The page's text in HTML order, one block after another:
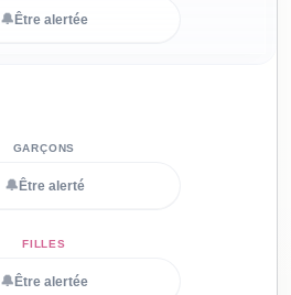
🔔 Être alertée
🔔 Être alerté
🔔 Être alertée